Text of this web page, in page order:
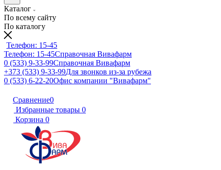
Каталог
По всему сайту
По каталогу
Телефон: 15-45
Телефон: 15-45Справочная Вивафарм
0 (533) 9-33-99Справочная Вивафарм
+373 (533) 9-33-99Для звонков из-за рубежа
0 (533) 6-22-20Офис компании "Вивафарм"
Сравнение0
Избранные товары 0
Корзина 0